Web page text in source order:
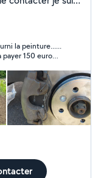
la peinture......
payer 150 euros